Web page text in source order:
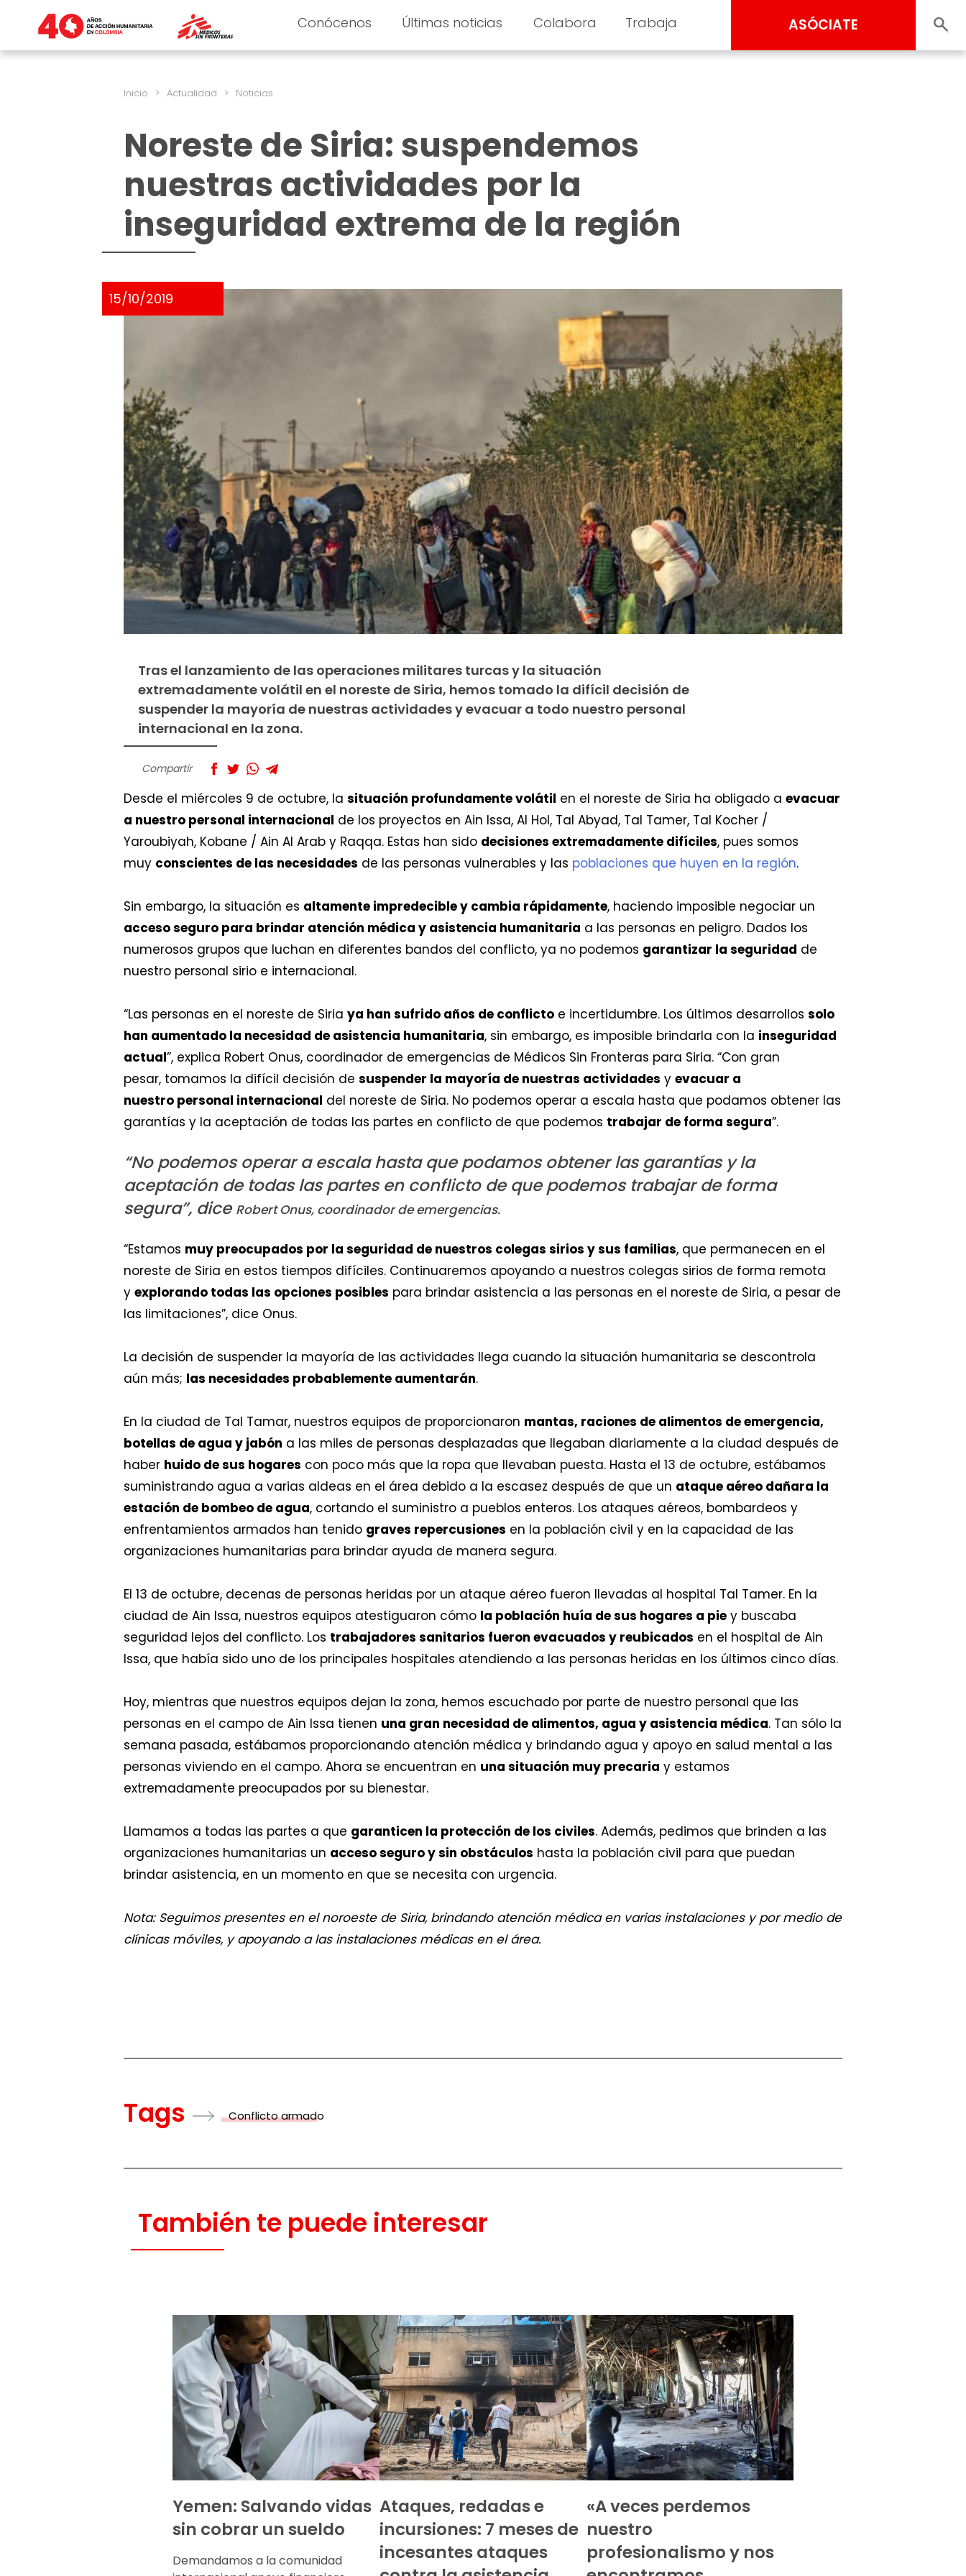
Conócenos Últimas noticias Colabora Trabaja ASÓCIATE
Inicio > Actualidad > Noticias
Noreste de Siria: suspendemos
nuestras actividades por la
inseguridad extrema de la región
15/10/2019
Tras el lanzamiento de las operaciones militares turcas y la situación
extremadamente volátil en el noreste de Siria, hemos tomado la difícil decisión de
suspender la mayoría de nuestras actividades y evacuar a todo nuestro personal
internacional en la zona.
Compartir
Desde el miércoles 9 de octubre, la situación profundamente volátil en el noreste de Siria ha obligado a evacuar
a nuestro personal internacional de los proyectos en Ain Issa, Al Hol, Tal Abyad, Tal Tamer, Tal Kocher /
Yaroubiyah, Kobane / Ain Al Arab y Raqqa. Estas han sido decisiones extremadamente difíciles, pues somos
muy conscientes de las necesidades de las personas vulnerables y las poblaciones que huyen en la región.
Sin embargo, la situación es altamente impredecible y cambia rápidamente, haciendo imposible negociar un
acceso seguro para brindar atención médica y asistencia humanitaria a las personas en peligro. Dados los
numerosos grupos que luchan en diferentes bandos del conflicto, ya no podemos garantizar la seguridad de
nuestro personal sirio e internacional.
“Las personas en el noreste de Siria ya han sufrido años de conflicto e incertidumbre. Los últimos desarrollos solo
han aumentado la necesidad de asistencia humanitaria, sin embargo, es imposible brindarla con la inseguridad
actual”, explica Robert Onus, coordinador de emergencias de Médicos Sin Fronteras para Siria. “Con gran
pesar, tomamos la difícil decisión de suspender la mayoría de nuestras actividades y evacuar a
nuestro personal internacional del noreste de Siria. No podemos operar a escala hasta que podamos obtener las
garantías y la aceptación de todas las partes en conflicto de que podemos trabajar de forma segura”.
“No podemos operar a escala hasta que podamos obtener las garantías y la
aceptación de todas las partes en conflicto de que podemos trabajar de forma
segura”, dice Robert Onus, coordinador de emergencias.
“Estamos muy preocupados por la seguridad de nuestros colegas sirios y sus familias, que permanecen en el
noreste de Siria en estos tiempos difíciles. Continuaremos apoyando a nuestros colegas sirios de forma remota
y explorando todas las opciones posibles para brindar asistencia a las personas en el noreste de Siria, a pesar de
las limitaciones”, dice Onus.
La decisión de suspender la mayoría de las actividades llega cuando la situación humanitaria se descontrola
aún más; las necesidades probablemente aumentarán.
En la ciudad de Tal Tamar, nuestros equipos de proporcionaron mantas, raciones de alimentos de emergencia,
botellas de agua y jabón a las miles de personas desplazadas que llegaban diariamente a la ciudad después de
haber huido de sus hogares con poco más que la ropa que llevaban puesta. Hasta el 13 de octubre, estábamos
suministrando agua a varias aldeas en el área debido a la escasez después de que un ataque aéreo dañara la
estación de bombeo de agua, cortando el suministro a pueblos enteros. Los ataques aéreos, bombardeos y
enfrentamientos armados han tenido graves repercusiones en la población civil y en la capacidad de las
organizaciones humanitarias para brindar ayuda de manera segura.
El 13 de octubre, decenas de personas heridas por un ataque aéreo fueron llevadas al hospital Tal Tamer. En la
ciudad de Ain Issa, nuestros equipos atestiguaron cómo la población huía de sus hogares a pie y buscaba
seguridad lejos del conflicto. Los trabajadores sanitarios fueron evacuados y reubicados en el hospital de Ain
Issa, que había sido uno de los principales hospitales atendiendo a las personas heridas en los últimos cinco días.
Hoy, mientras que nuestros equipos dejan la zona, hemos escuchado por parte de nuestro personal que las
personas en el campo de Ain Issa tienen una gran necesidad de alimentos, agua y asistencia médica. Tan sólo la
semana pasada, estábamos proporcionando atención médica y brindando agua y apoyo en salud mental a las
personas viviendo en el campo. Ahora se encuentran en una situación muy precaria y estamos
extremadamente preocupados por su bienestar.
Llamamos a todas las partes a que garanticen la protección de los civiles. Además, pedimos que brinden a las
organizaciones humanitarias un acceso seguro y sin obstáculos hasta la población civil para que puedan
brindar asistencia, en un momento en que se necesita con urgencia.
Nota: Seguimos presentes en el noroeste de Siria, brindando atención médica en varias instalaciones y por medio de
clínicas móviles, y apoyando a las instalaciones médicas en el área.
Tags Conflicto armado
También te puede interesar
Yemen: Salvando vidas
sin cobrar un sueldo
Demandamos a la comunidad
Ataques, redadas e
incursiones: 7 meses de
incesantes ataques
«A veces perdemos
nuestro
profesionalismo y nos